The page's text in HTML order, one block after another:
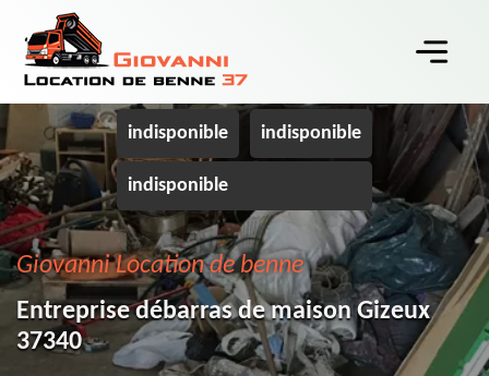
indisponible indisponible
indisponible
Giovanni Location de benne
Entreprise débarras de maison Gizeux
37340